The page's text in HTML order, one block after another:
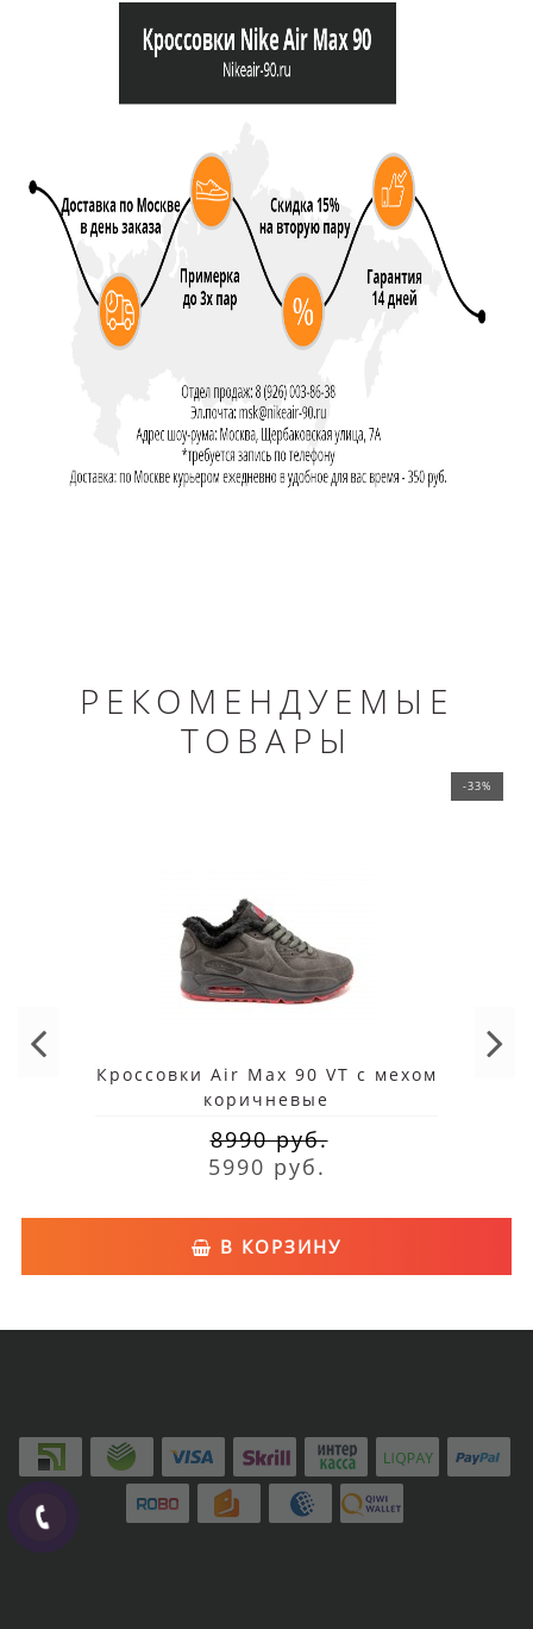
РЕКОМЕНДУЕМЫЕ
ТОВАРЫ
-33%
Кроссовки Air Max 90 VT с мехом
коричневые
8990 руб.
5990 руб.
В КОРЗИНУ